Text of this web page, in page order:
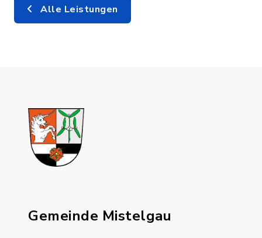
Alle Leistungen
Gemeinde Mistelgau